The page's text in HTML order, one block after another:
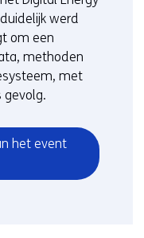
werd
om een
methoden
met
gevolg.
het event